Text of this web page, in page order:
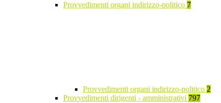
Provvedimenti organi indirizzo-politico 7
Provvedimenti organi indirizzo-politico 2
Provvedimenti dirigenti - amministrativi 797